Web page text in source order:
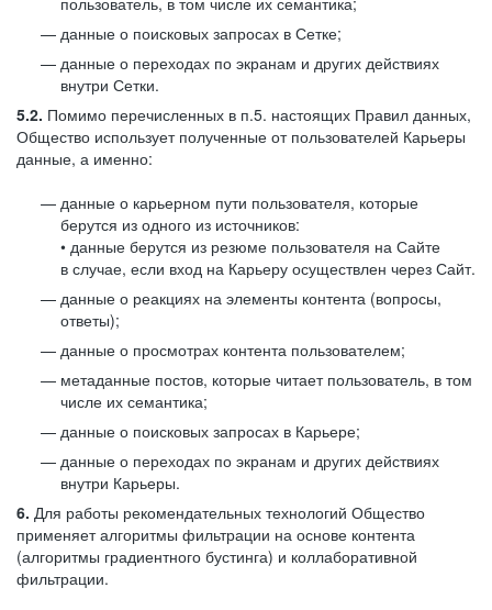
данные о поисковых запросах в Сетке;
данные о переходах по экранам и других действиях
внутри Сетки.
5.2. Помимо перечисленных в п.5. настоящих Правил данных,
Общество использует полученные от пользователей Карьеры
данные, а именно:
данные о карьерном пути пользователя, которые
берутся из одного из источников:
• данные берутся из резюме пользователя на Сайте
в случае, если вход на Карьеру осуществлен через Сайт.
данные о реакциях на элементы контента (вопросы,
ответы);
данные о просмотрах контента пользователем;
метаданные постов, которые читает пользователь, в том
числе их семантика;
данные о поисковых запросах в Карьере;
данные о переходах по экранам и других действиях
внутри Карьеры.
6. Для работы рекомендательных технологий Общество
применяет алгоритмы фильтрации на основе контента
(алгоритмы градиентного бустинга) и коллаборативной
фильтрации.